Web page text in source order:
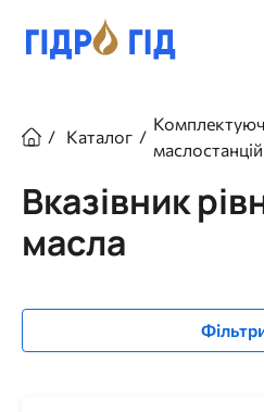
основного
Рядок
навіґації
Каталог
маслостанцій
Вказівник
масла